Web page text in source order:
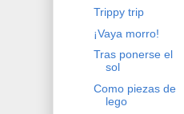
Trippy trip
¡Vaya morro!
Tras ponerse el
sol
Como piezas de
lego